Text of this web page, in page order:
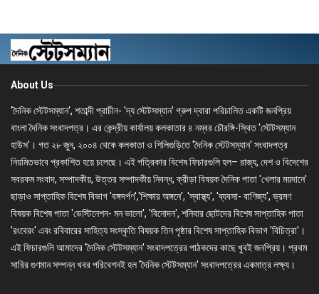
About Us
'দৈনিক স্টেটসম্যান', শতাব্দী প্রাচীন- 'দ্য স্টেটসম্যান' গ্রুপ দ্বারা পরিচালিত একটি জনপ্রিয়
বাংলা দৈনিক সংবাদপত্র। এর কেন্দ্রীয় কার্যালয় কলকাতার ৪ নম্বর চৌরঙ্গি-স্থিত 'স্টেটসম্যান
হাউস'। গত ২৮ জুন, ২০০৪ থেকে কলকাতা ও শিলিগুড়িতে 'দৈনিক স্টেটসম্যান' সংবাদপত্র
নিয়মিতভাবে প্রকাশিত হয়ে চলেছে। এই পত্রিকার বিশেষ ফিচারগুলি হল– রাজ্য, দেশ ও বিদেশের
সবরকম সংবাদ, সম্পাদকীয়, উত্তর সম্পাদকীয় নিবন্ধ, ক্রীড়া বিষয়ক দৈনিক পাতা 'খেলার ময়দানে'
ছাড়াও সাপ্তাহিক বিশেষ বিভাগ 'বঙ্গদর্পণ','শিক্ষার অঙ্গনে', 'স্বাস্থ্য', 'ব্যবসা- বাণিজ্য', ভ্রমণ
বিষয়ক বিশেষ পাতা 'ডেস্টিনেশন- মন ভালো', 'বিনোদন', শনিবার ছোটদের বিশেষ সাপ্তাহিক পাতা
'রংবেরং' এবং রবিবারের সাহিত্য সংস্কৃতি বিষয়ক তিন পৃষ্ঠার বিশেষ সাপ্তাহিক বিভাগ 'বিচিত্রা'।
এই ফিচারগুলি আমাদের 'দৈনিক স্টেটসম্যান' সংবাদপত্রের পাঠকদের কাছে খুবই জনপ্রিয়। প্রথম
সারির গুণমান সম্পন্ন খবর পরিবেশনই হল 'দৈনিক স্টেটসম্যান' সংবাদপত্রের একমাত্র লক্ষ্য।